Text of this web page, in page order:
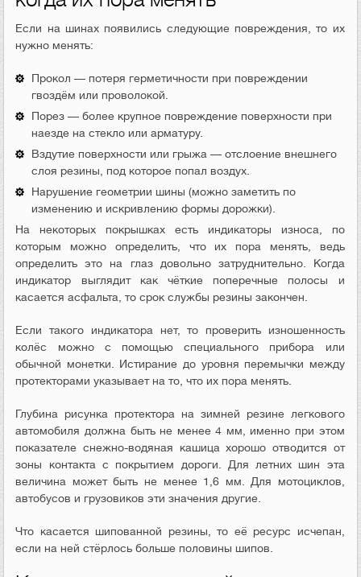
Если на шинах появились следующие повреждения, то их
нужно менять:
Прокол — потеря герметичности при повреждении
гвоздём или проволокой.
Порез — более крупное повреждение поверхности при
наезде на стекло или арматуру.
Вздутие поверхности или грыжа — отслоение внешнего
слоя резины, под которое попал воздух.
Нарушение геометрии шины (можно заметить по
изменению и искривлению формы дорожки).
На некоторых покрышках есть индикаторы износа, по
которым можно определить, что их пора менять, ведь
определить это на глаз довольно затруднительно. Когда
индикатор выглядит как чёткие поперечные полосы и
касается асфальта, то срок службы резины закончен.
Если такого индикатора нет, то проверить изношенность
колёс можно с помощью специального прибора или
обычной монетки. Истирание до уровня перемычки между
протекторами указывает на то, что их пора менять.
Глубина рисунка протектора на зимней резине легкового
автомобиля должна быть не менее 4 мм, именно при этом
показателе снежно-водяная кашица хорошо отводится от
зоны контакта с покрытием дороги. Для летних шин эта
величина может быть не менее 1,6 мм. Для мотоциклов,
автобусов и грузовиков эти значения другие.
Что касается шипованной резины, то её ресурс исчепан,
если на ней стёрлось больше половины шипов.